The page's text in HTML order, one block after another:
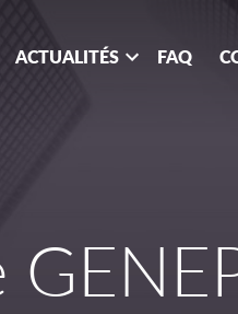
ACTUALITÉS FAQ